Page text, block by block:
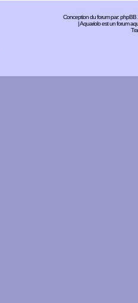
Conception du forum par:phpBB
| Aquariolo est un forum